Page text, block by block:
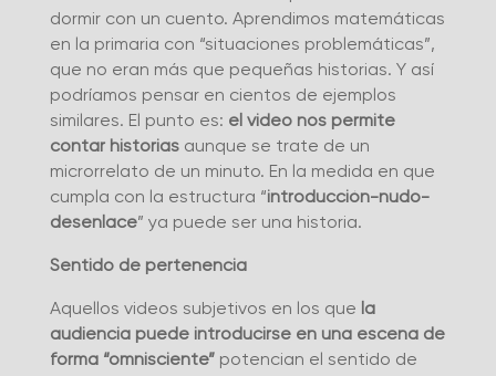
dormir con un cuento. Aprendimos matemáticas
en la primaria con “situaciones problemáticas”,
que no eran más que pequeñas historias. Y así
podríamos pensar en cientos de ejemplos
similares. El punto es: el video nos permite
contar historiasaunque se trate de un
microrrelato de un minuto. En la medida en que
cumpla con la estructura “introducción-nudo-
desenlace” ya puede ser una historia.
Sentido de pertenencia
Aquellos videos subjetivos en los que la
audiencia puede introducirse en una escena de
forma “omnisciente” potencian el sentido de